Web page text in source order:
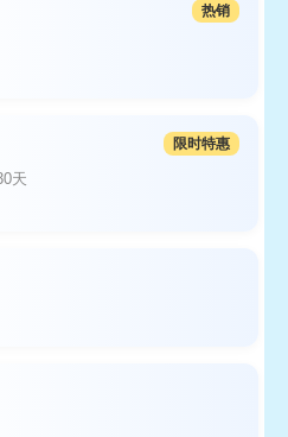
热销
天
限时特惠